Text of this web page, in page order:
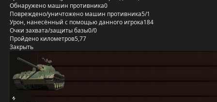
Обнаружено машин противника0
Повреждено/уничтожено машин противника5/1
Урон, нанесённый с помощью данного игрока184
Очки захвата/защиты базы0/0
Пройдено километров5,77
Закрыть